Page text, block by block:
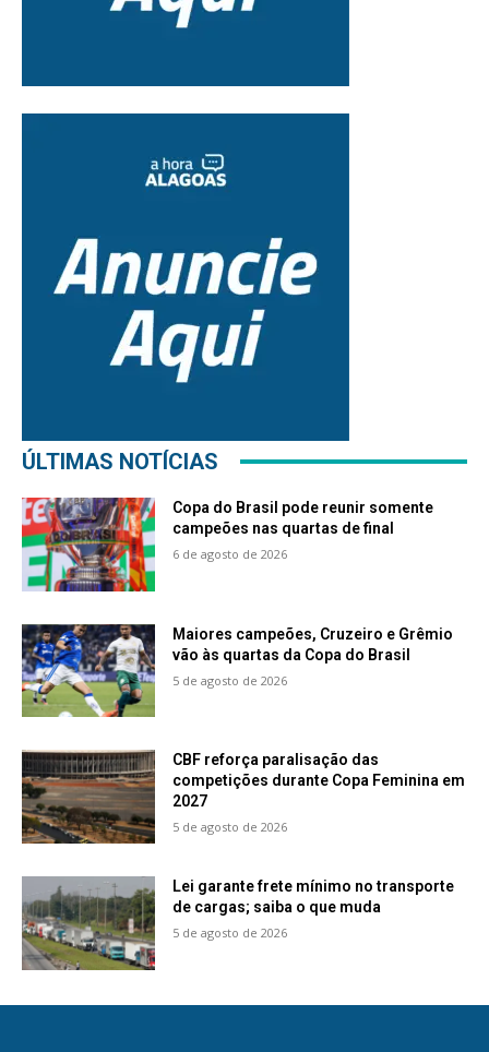
ÚLTIMAS NOTÍCIAS
Copa do Brasil pode reunir somente
campeões nas quartas de final
6 de agosto de 2026
Maiores campeões, Cruzeiro e Grêmio
vão às quartas da Copa do Brasil
5 de agosto de 2026
CBF reforça paralisação das
competições durante Copa Feminina em
2027
5 de agosto de 2026
Lei garante frete mínimo no transporte
de cargas; saiba o que muda
5 de agosto de 2026